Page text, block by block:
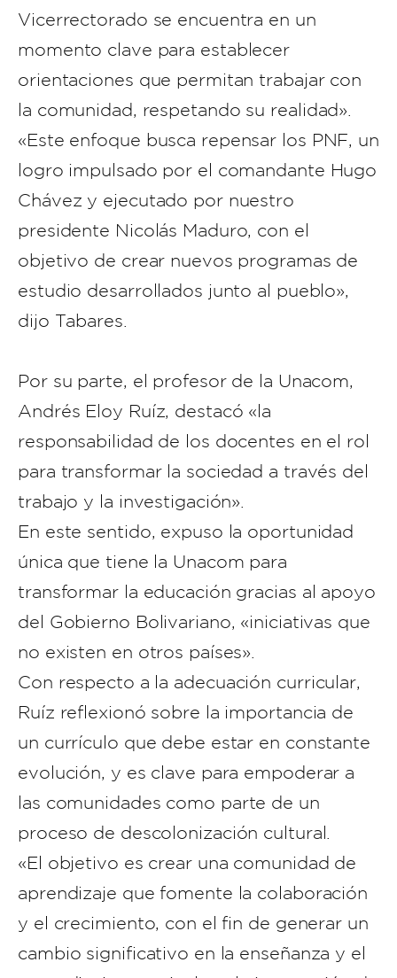
Vicerrectorado se encuentra en un
momento clave para establecer
orientaciones que permitan trabajar con
la comunidad, respetando su realidad».
«Este enfoque busca repensar los PNF, un
logro impulsado por el comandante Hugo
Chávez y ejecutado por nuestro
presidente Nicolás Maduro, con el
objetivo de crear nuevos programas de
estudio desarrollados junto al pueblo»,
dijo Tabares.
Por su parte, el profesor de la Unacom,
Andrés Eloy Ruíz, destacó «la
responsabilidad de los docentes en el rol
para transformar la sociedad a través del
trabajo y la investigación».
En este sentido, expuso la oportunidad
única que tiene la Unacom para
transformar la educación gracias al apoyo
del Gobierno Bolivariano, «iniciativas que
no existen en otros países».
Con respecto a la adecuación curricular,
Ruíz reflexionó sobre la importancia de
un currículo que debe estar en constante
evolución, y es clave para empoderar a
las comunidades como parte de un
proceso de descolonización cultural.
«El objetivo es crear una comunidad de
aprendizaje que fomente la colaboración
y el crecimiento, con el fin de generar un
cambio significativo en la enseñanza y el